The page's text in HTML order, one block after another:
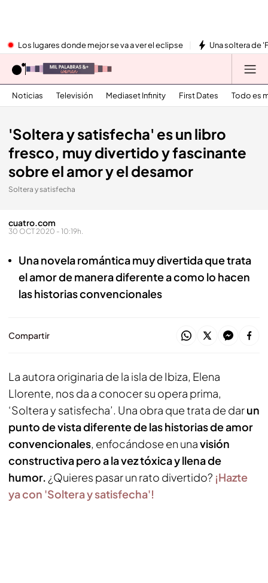
Los lugares donde mejor se va a ver el eclipse Una soltera de
Noticias Televisión Mediaset Infinity First Dates Todo es
'Soltera y satisfecha' es un libro
fresco, muy divertido y fascinante
sobre el amor y el desamor
Soltera y satisfecha
cuatro.com
30 OCT 2020 - 10:19h.
Una novela romántica muy divertida que trata
el amor de manera diferente a como lo hacen
las historias convencionales
Compartir
La autora originaria de la isla de Ibiza, Elena
Llorente, nos da a conocer su opera prima,
‘Soltera y satisfecha’. Una obra que trata de darun
punto de vista diferente de las historias de amor
convencionales, enfocándose en unavisión
constructiva pero a la vez tóxica y llena de
humor. ¿Quieres pasar un rato divertido? ¡Hazte
ya con 'Soltera y satisfecha'!